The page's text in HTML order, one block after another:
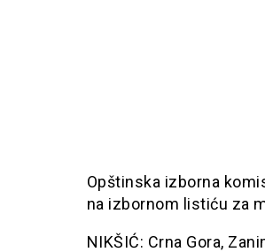
Opštinska izborna
na izbornom listiću za
NIKŠIĆ: Crna Gora,